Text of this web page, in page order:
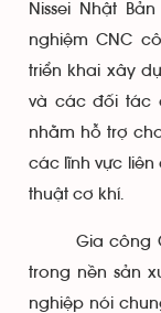
Nissei Nhật
nghiệm CNC
triển khai xây
và các đối tác
nhằm hỗ trợ
các lĩnh vực liên
thuật cơ khí.
Gia công
trong nền sản
nghiệp nói